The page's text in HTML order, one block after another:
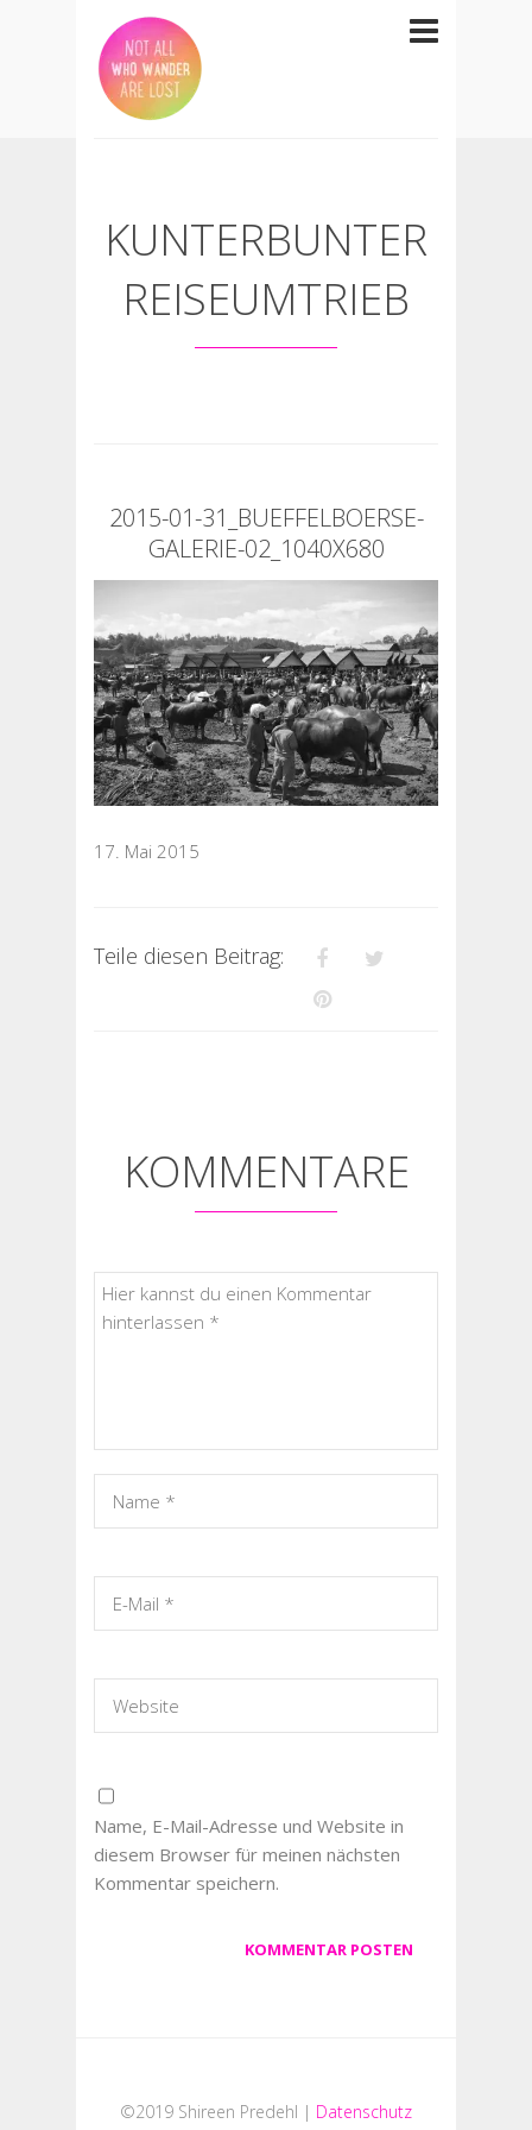
KUNTERBUNTER
REISEUMTRIEB
2015-01-31_BUEFFELBOERSE-
GALERIE-02_1040X680
17. Mai 2015
Teile diesen Beitrag:
KOMMENTARE
Name, E-Mail-Adresse und Website in
diesem Browser für meinen nächsten
Kommentar speichern.
©2019 Shireen Predehl | Datenschutz